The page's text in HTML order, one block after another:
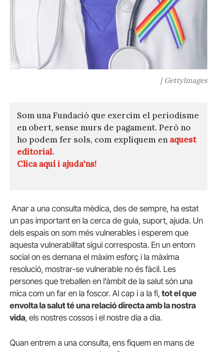
| GettyImages
Som una Fundació que exercim el periodisme
en obert, sense murs de pagament. Però no
ho podem fer sols, com expliquem en aquest
editorial.
Clica aquí i ajuda'ns!
Anar a una consulta mèdica, des de sempre, ha estat
un pas important en la cerca de guia, suport, ajuda. Un
dels espais on som més vulnerables i esperem que
aquesta vulnerabilitat sigui corresposta. En un entorn
social on es demana el màxim esforç i la màxima
resolució, mostrar-se vulnerable no és fàcil. Les
persones que treballen en l’àmbit de la salut són una
mica com un far en la foscor. Al cap i a la fi, tot el que
envolta la salut té una relació directa amb la nostra
vida, els nostres cossos i el nostre dia a dia.
Quan entrem a una consulta, ens fiquem en mans de